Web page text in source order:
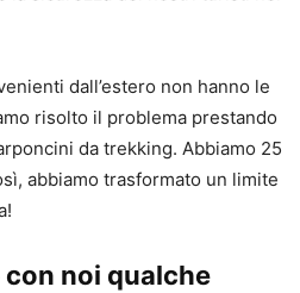
dall’estero non hanno le
risolto il problema prestando
da trekking. Abbiamo 25
abbiamo trasformato un limite
noi qualche